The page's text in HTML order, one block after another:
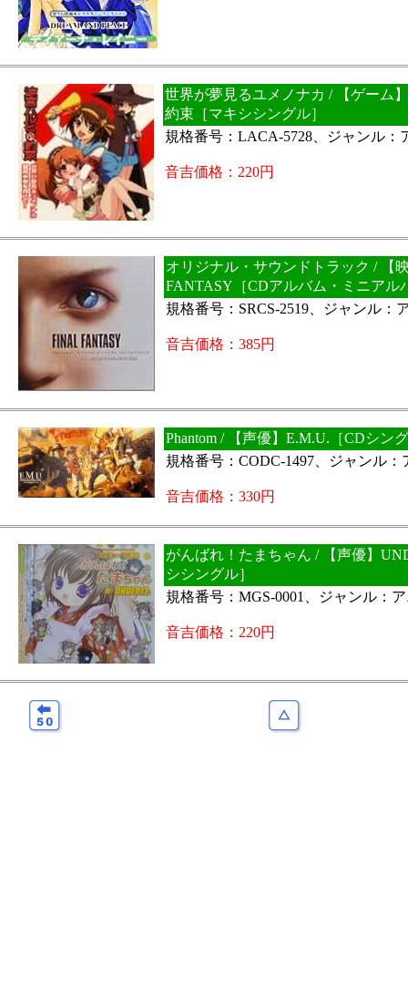
世界が夢見るユメノナカ / 【ゲーム
約束［マキシシングル］
規格番号：LACA-5728、ジャンル：
音吉価格：220円
オリジナル・サウンドトラック / 【
FANTASY［CDアルバム・ミニアル
規格番号：SRCS-2519、ジャンル：
音吉価格：385円
Phantom / 【声優】E.M.U.［CDシン
規格番号：CODC-1497、ジャンル：
音吉価格：330円
がんばれ！たまちゃん / 【声優】
シシングル］
規格番号：MGS-0001、ジャンル：
音吉価格：220円